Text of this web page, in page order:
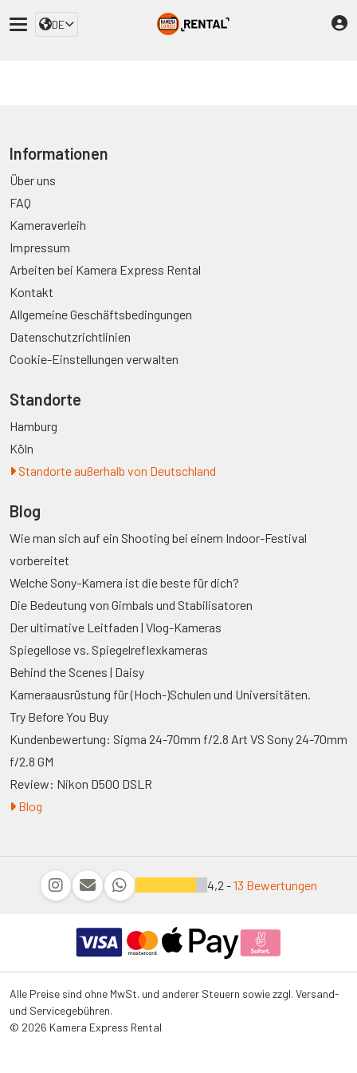
DE
Informationen
Über uns
FAQ
Kameraverleih
Impressum
Arbeiten bei Kamera Express Rental
Kontakt
Allgemeine Geschäftsbedingungen
Datenschutzrichtlinien
Cookie-Einstellungen verwalten
Standorte
Hamburg
Köln
Standorte außerhalb von Deutschland
Blog
Wie man sich auf ein Shooting bei einem Indoor-Festival
vorbereitet
Welche Sony-Kamera ist die beste für dich?
Die Bedeutung von Gimbals und Stabilisatoren
Der ultimative Leitfaden | Vlog-Kameras
Spiegellose vs. Spiegelreflexkameras
Behind the Scenes | Daisy
Kameraausrüstung für (Hoch-)Schulen und Universitäten.
Try Before You Buy
Kundenbewertung: Sigma 24-70mm f/2.8 Art VS Sony 24-70mm
f/2.8 GM
Review: Nikon D500 DSLR
Blog
4,2 -13 Bewertungen
Alle Preise sind ohne MwSt. und anderer Steuern sowie zzgl. Versand-
und Servicegebühren.
© 2026 Kamera Express Rental